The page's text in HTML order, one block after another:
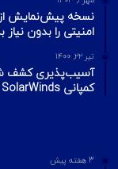
امنیتی را بدون
تیر ۲۲, ۱۴۰۰
کمپانی SolarWinds
3 هفته پیش